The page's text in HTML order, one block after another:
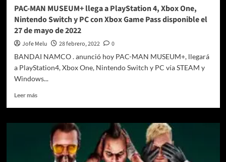
PAC-MAN MUSEUM+ llega a PlayStation 4, Xbox One,
Nintendo Switch y PC con Xbox Game Pass disponible el
27 de mayo de 2022
Jofe Melu 28 febrero, 2022
0
BANDAI NAMCO . anunció hoy PAC-MAN MUSEUM+, llegará
a PlayStation4, Xbox One, Nintendo Switch y PC vía STEAM y
Windows...
Leer másLeer
PAC-
MUSEUM+